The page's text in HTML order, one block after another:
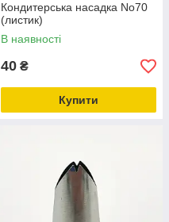
Кондитерська насадка No70
(листик)
В наявності
40 ₴
Купити